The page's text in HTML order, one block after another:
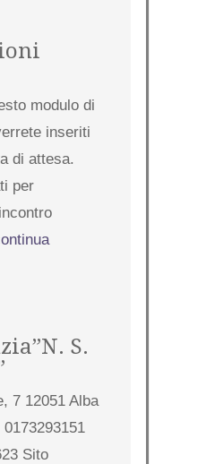
modulo di
inseriti
di attesa.
per
S.
7 12051 Alba
Sito